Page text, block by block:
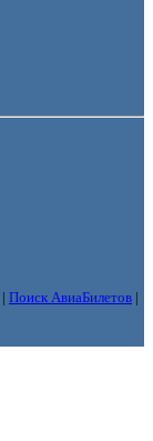
| Поиск АвиаБилетов |